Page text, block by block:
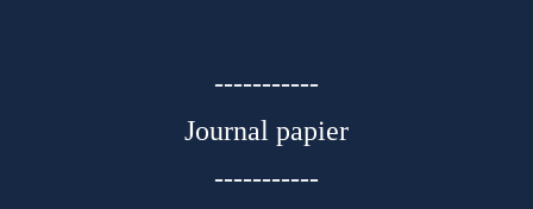
-----------
Journal papier
-----------